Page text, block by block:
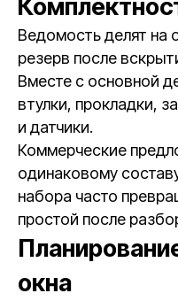
Ведомость делят на
резерв после
Вместе с основной
втулки, прокладки,
и датчики.
Коммерческие
одинаковому
набора часто
простой после
окна